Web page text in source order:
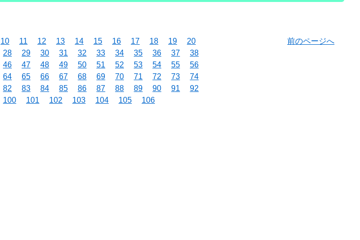
10 11 12 13 14 15 16 17 18 19
20
28 29 30 31 32 33 34 35 36 37
38
46 47 48 49 50 51 52 53 54 55
56
64 65 66 67 68 69 70 71 72 73
74
82 83 84 85 86 87 88 89 90 91
92
100 101 102 103 104 105 106
前のページへ